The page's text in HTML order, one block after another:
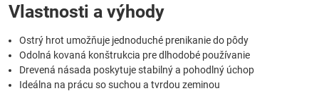
Vlastnosti a výhody
Ostrý hrot umožňuje jednoduché prenikanie do pôdy
Odolná kovaná konštrukcia pre dlhodobé používanie
Drevená násada poskytuje stabilný a pohodlný úchop
Ideálna na prácu so suchou a tvrdou zeminou